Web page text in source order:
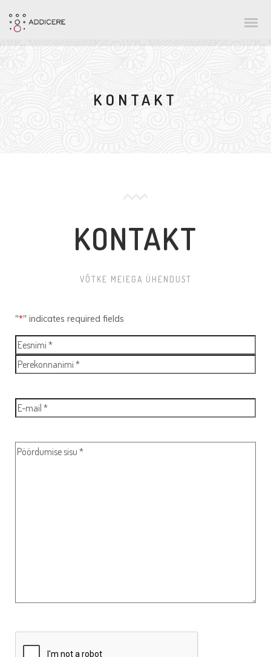
KONTAKT
KONTAKT
VÕTKE MEIEGA ÜHENDUST
"*" indicates required fields
Nimi*
Eesnimi
*
*
E-
mail*
Pöördumise